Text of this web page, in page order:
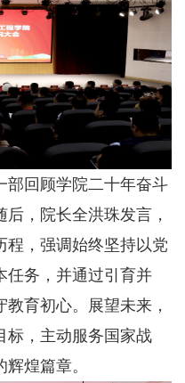
回顾学院二十年奋斗
，院长全洪珠发言，
程，强调始终坚持以党
任务，并通过引育并
育初心。展望未来，
标，主动服务国家战
煌篇章。